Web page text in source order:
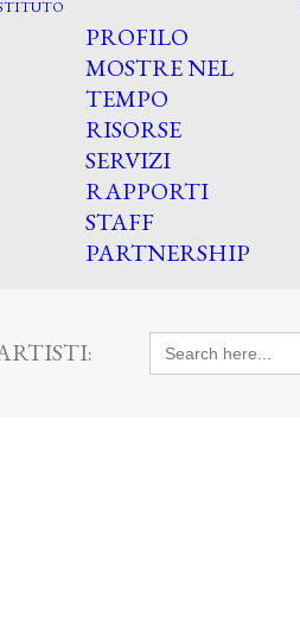
PROFILO
MOSTRE NEL
TEMPO
RISORSE
SERVIZI
RAPPORTI
STAFF
PARTNERSHIP
Search
for: